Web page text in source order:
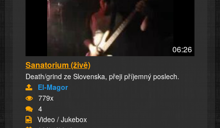
06:26
Sanatorium (živě)
Death/grind ze Slovenska, přeji příjemný poslech.
El-Magor
779x
4
Video / Jukebox